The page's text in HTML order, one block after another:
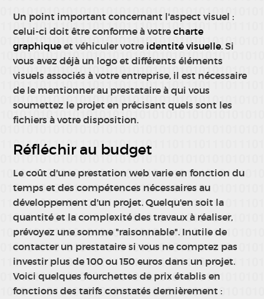
Un point important concernant l'aspect visuel :
celui-ci doit être conforme à votrecharte
graphique et véhiculer votre identité visuelle. Si
vous avez déjà un logo et différents éléments
visuels associés à votre entreprise, il est nécessaire
de le mentionner au prestataire à qui vous
soumettez le projet en précisant quels sont les
fichiers à votre disposition.
Réfléchir au budget
Le coût d'une prestation web varie en fonction du
temps et des compétences nécessaires au
développement d'un projet. Quelqu'en soit la
quantité et la complexité des travaux à réaliser,
prévoyez une somme "raisonnable". Inutile de
contacter un prestataire si vous ne comptez pas
investir plus de 100 ou 150 euros dans un projet.
Voici quelques fourchettes de prix établis en
fonctions des tarifs constatés dernièrement :